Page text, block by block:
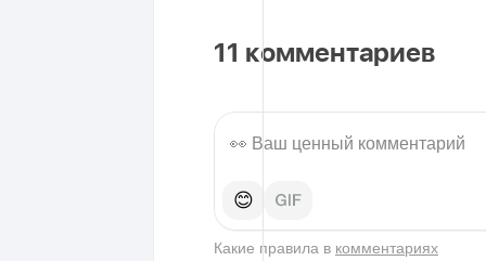
11 комментариев
😊
Какие правила в комментариях